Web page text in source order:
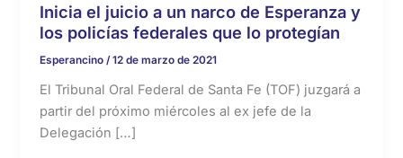
Inicia el juicio a un narco de Esperanza y
los policías federales que lo protegían
Esperancino/12 de marzo de 2021
El Tribunal Oral Federal de Santa Fe (TOF) juzgará a
partir del próximo miércoles al ex jefe de la
Delegación […]